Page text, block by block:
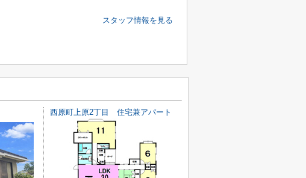
スタッフ情報を見る
西原町上原2丁目 住宅兼アパート